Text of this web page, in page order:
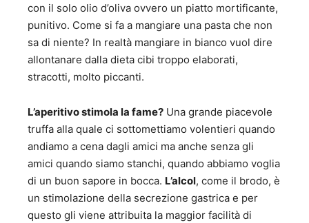
con il solo olio d’oliva ovvero un piatto mortificante,
punitivo. Come si fa a mangiare una pasta che non
sa di niente? In realtà mangiare in bianco vuol dire
allontanare dalla dieta cibi troppo elaborati,
stracotti, molto piccanti.
L’aperitivo stimola la fame? Una grande piacevole
truffa alla quale ci sottomettiamo volentieri quando
andiamo a cena dagli amici ma anche senza gli
amici quando siamo stanchi, quando abbiamo voglia
di un buon sapore in bocca. L’alcol, come il brodo, è
un stimolazione della secrezione gastrica e per
questo gli viene attribuita la maggior facilità di